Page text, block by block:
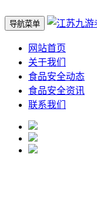
导航菜单
网站首页
关于我们
食品安全动态
食品安全资讯
联系我们